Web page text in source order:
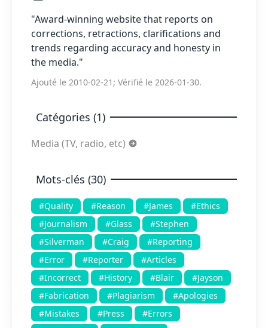
"Award-winning website that reports on
corrections, retractions, clarifications and
trends regarding accuracy and honesty in
the media."
Ajouté le 2010-02-21; Vérifié le 2026-01-30.
Catégories (1)
Media (TV, radio, etc)
Mots-clés (30)
#Quality #Reason #James
#Ethics
#Journalism
#Glass
#Stephen
#Silverman
#Craig
#Reporting
#Error
#Reporter
#Articles
#Incorrect
#History #Blair
#Jayson
#Fabrication
#Plagiarism
#Apologies
#Mistakes
#Press
#Errors